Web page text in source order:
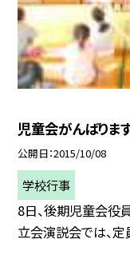
児童会がんばり
公開日 2015/10/08
学校行事
8日、後期児童会役
立会演説会では、